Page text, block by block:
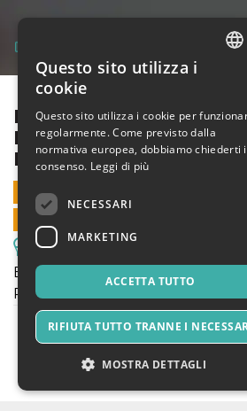
IL BRAMITO NEL
IL BRAMITO NEL
REGIONALE DEI
E BRASIMONE
5 OTTOBRE 2024 - 14:30
VENDITE ONLINE TERMINATE
Escursioni & Visite Guidate
Bellissima escursione
Regionale dei Laghi Suviana e
Questo sito utilizza i
cookie
Questo sito utilizza i cookie per
regolarmente. Come previsto dalla
normativa europea, dobbiamo chiederti
consenso. Leggi di più
NECESSARI
MARKETING
ACCETTA TUTTO
RIFIUTA TUTTO TRANNE I
MOSTRA DETTAGLI